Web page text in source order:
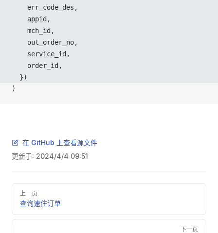
err_code_des ,
appid ,
mch_id ,
out_order_no,
service_id ,
order_id ,
  })
)
在 GitHub 上查看源文件
更新于: 2024/4/4 09:51
Pager
上一页
查询速住订单
下一页